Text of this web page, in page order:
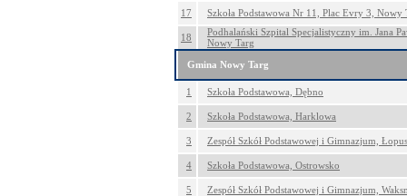
17 Szkoła Podstawowa Nr 11, Plac Evry 3, Nowy
18
Podhalański Szpital Specjalistyczny im. Jana
Nowy Targ
Gmina Nowy Targ
1 Szkoła Podstawowa, Dębno
2 Szkoła Podstawowa, Harklowa
3 Zespół Szkół Podstawowej i Gimnazjum,
4 Szkoła Podstawowa, Ostrowsko
5 Zespół Szkół Podstawowej i Gimnazjum,